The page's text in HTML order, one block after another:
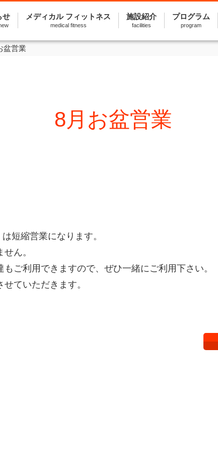
せ メディカル フィットネス
medical fitness
施設紹介
facilities
プログラム
program
盆営業
8月お盆営業
短縮営業になります。
ん。
ご利用できますので、ぜひ一緒にご利用下さい。
ていただきます。